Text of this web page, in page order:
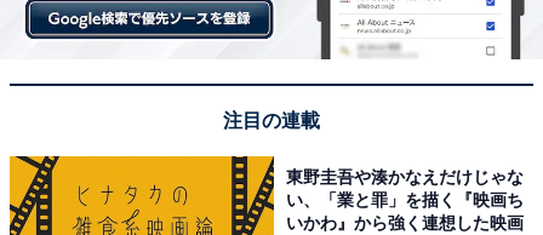
次ページ
7位までの全ランキング結果を見
る
注目の連載
東野圭吾や湊かなえだけじゃな
い、「業と罪」を描く『映画ち
いかわ』から強く連想した映画